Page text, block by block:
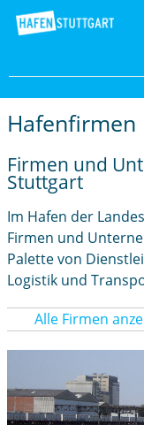
Hafenfirmen
Firmen und
Stuttgart
Im Hafen der
Firmen und
Palette von
Logistik und
Alle Firmen